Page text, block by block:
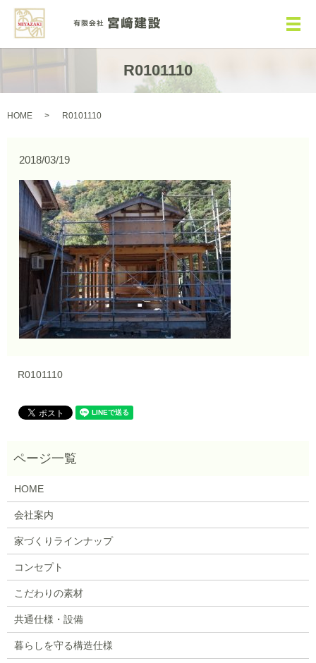
メ
R0101110
HOME R0101110
2018/03/19
R0101110
HOME
会社案内
家づくりラインナップ
コンセプト
こだわりの素材
共通仕様・設備
暮らしを守る構造仕様